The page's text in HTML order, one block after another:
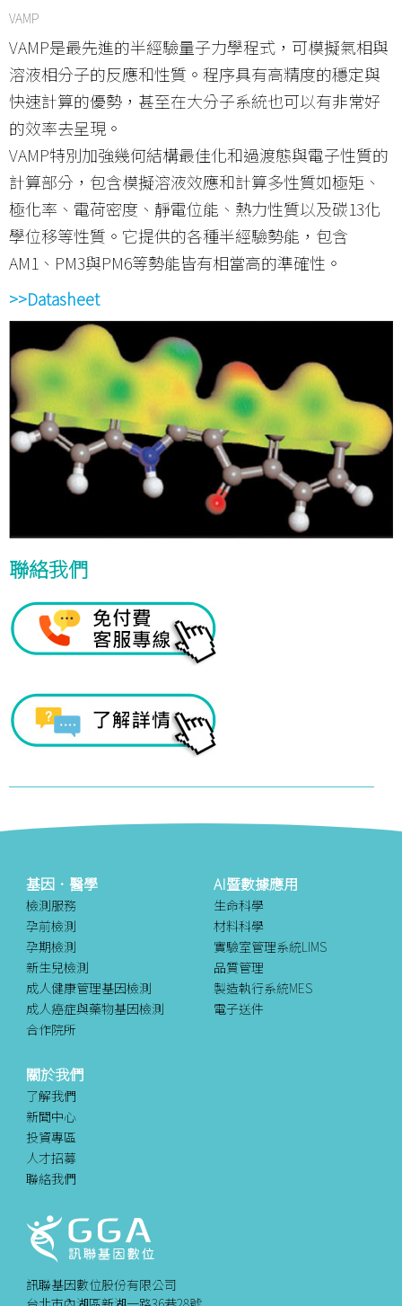
VAMP
VAMP是最先進的半經驗量子力學程式，可模擬氣相與
溶液相分子的反應和性質。程序具有高精度的穩定與
快速計算的優勢，甚至在大分子系統也可以有非常好
的效率去呈現。
VAMP特別加強幾何結構最佳化和過渡態與電子性質的
計算部分，包含模擬溶液效應和計算多性質如極矩、
極化率、電荷密度、靜電位能、熱力性質以及碳13化
學位移等性質。它提供的各種半經驗勢能，包含
AM1、PM3與PM6等勢能皆有相當高的準確性。
>>Datasheet
聯絡我們
基因．醫學
檢測服務
孕前檢測
孕期檢測
新生兒檢測
成人健康管理基因檢測
成人癌症與藥物基因檢測
合作院所
AI暨數據應用
生命科學
材料科學
實驗室管理系統LIMS
品質管理
製造執行系統MES
電子送件
關於我們
了解我們
新聞中心
投資專區
人才招募
聯絡我們
訊聯基因數位股份有限公司